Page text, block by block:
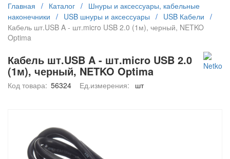
Главная / Каталог / Шнуры и аксессуары, кабельные
наконечники / USB шнуры и аксессуары / USB Кабели /
Кабель шт.USB A - шт.micro USB 2.0 (1м), черный, NETKO
Optima
Кабель шт.USB A - шт.micro USB 2.0
(1м), черный, NETKO Optima
Код товара: 56324 Ед.измерения: шт